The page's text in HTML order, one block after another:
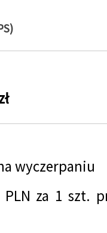
wyczerpaniu
PLN za 1 szt.